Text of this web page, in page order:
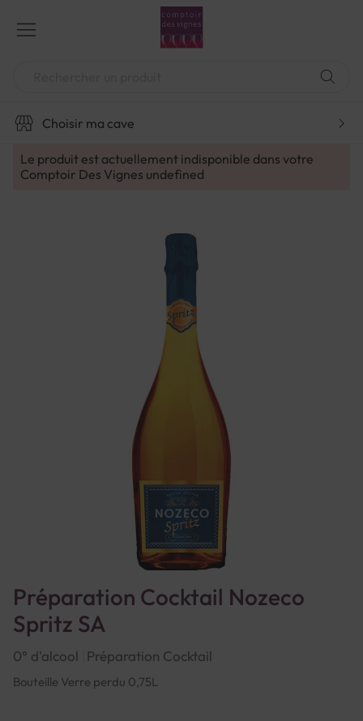
contenu
Choisir ma cave
Le produit est actuellement indisponible dans votre
Comptoir Des Vignes undefined
Préparation Cocktail Nozeco
Spritz SA
0° d'alcool Préparation Cocktail
Bouteille Verre perdu 0,75L